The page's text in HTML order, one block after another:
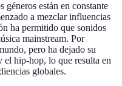
géneros están en constante
a mezclar influencias
ha permitido que sonidos
mainstream. Por
pero ha dejado su
el hip-hop, lo que resulta en
globales.